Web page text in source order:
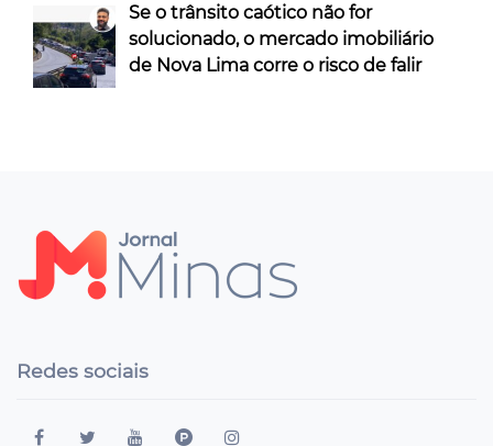
Se o trânsito caótico não for
solucionado, o mercado imobiliário
de Nova Lima corre o risco de falir
Redes sociais